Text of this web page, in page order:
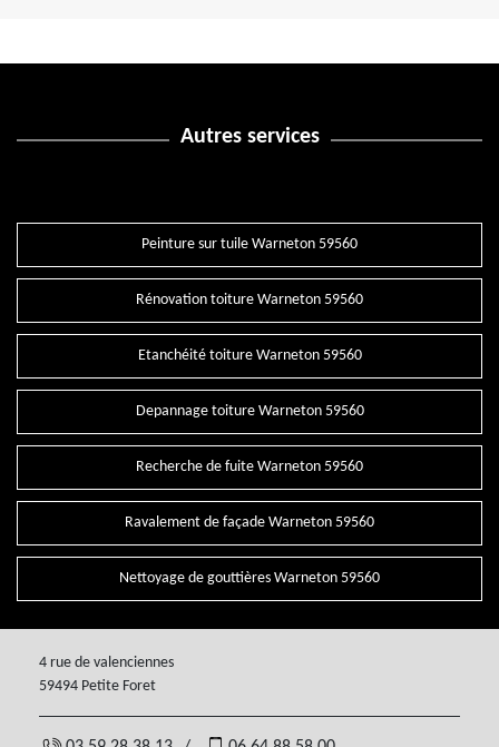
Autres services
Peinture sur tuile Warneton 59560
Rénovation toiture Warneton 59560
Etanchéité toiture Warneton 59560
Depannage toiture Warneton 59560
Recherche de fuite Warneton 59560
Ravalement de façade Warneton 59560
Nettoyage de gouttières Warneton 59560
4 rue de valenciennes
59494 Petite Foret